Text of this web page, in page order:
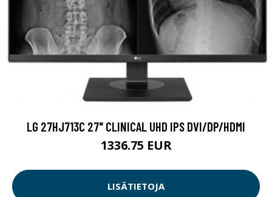
LG 27HJ713C 27" CLINICAL UHD IPS DVI/DP/HDMI
1336.75 EUR
LISÄTIETOJA